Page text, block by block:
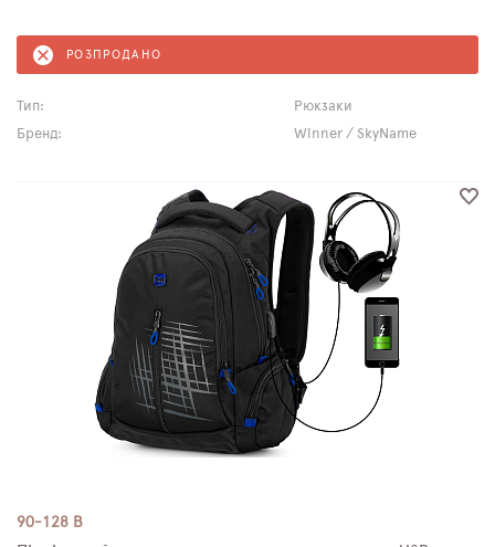
РОЗПРОДАНО
Тип:
Рюкзаки
Бренд:
Winner / SkyName
90-128 B